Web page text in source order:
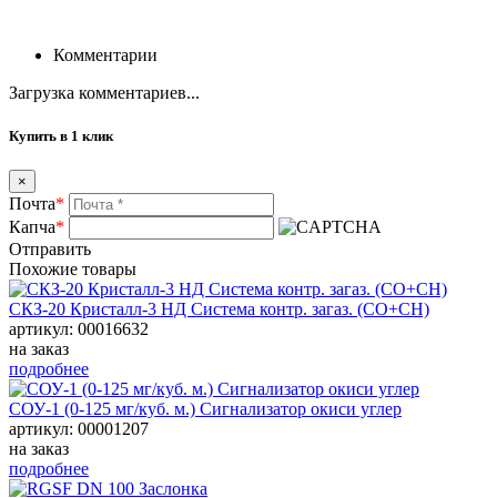
Комментарии
Загрузка комментариев...
Купить в 1 клик
×
Почта*
Капча*
Отправить
Похожие товары
СКЗ-20 Кристалл-3 НД Система контр. загаз. (СО+СН)
артикул: 00016632
на заказ
подробнее
СОУ-1 (0-125 мг/куб. м.) Сигнализатор окиси углер
артикул: 00001207
на заказ
подробнее